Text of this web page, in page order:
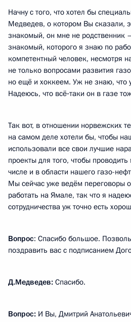
Начну с того, что хотел бы
Медведев, о котором Вы сказали,
знакомый, он мне не родственник
знакомый, которого я знаю по
компетентный человек, несмотря
не только вопросами развития
но ещё и хоккеем. Уж не знаю, что
Надеюсь, что всё‑таки он в газе
Так вот, в отношении норвежских
на самом деле хотели бы, чтобы
использовали все свои лучшие
проекты для того, чтобы
числе и в области нашего газо-
Мы сейчас уже ведём переговоры
работать на Ямале, так что я
сотрудничества уж точно есть
Вопрос: Спасибо большое.
поздравить вас с подписанием
Д.Медведев: Спасибо.
Вопрос: И Вы, Дмитрий